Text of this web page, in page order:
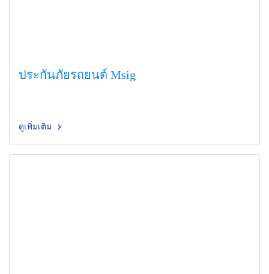
ประกันภัยรถยนต์ Msig
ดูเพิ่มเติม